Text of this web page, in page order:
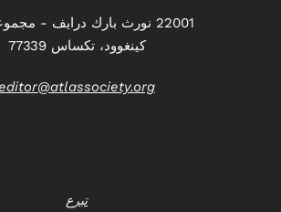
22001 نورث بارك درايف - مجموعة 250
كينغوود، تكساس 77339
تبرع